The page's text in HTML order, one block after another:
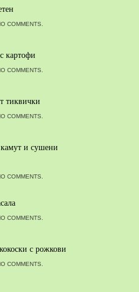
COMMENTS.
картофи
COMMENTS.
тиквички
COMMENTS.
и сушени
COMMENTS.
COMMENTS.
с рожкови
COMMENTS.